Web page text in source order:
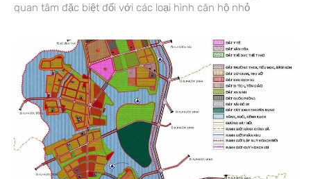
quan tâm đặc biệt đối với các loại hình căn hộ nhỏ